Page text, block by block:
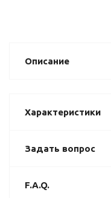
Описание
Характеристики
Задать вопрос
F.A.Q.